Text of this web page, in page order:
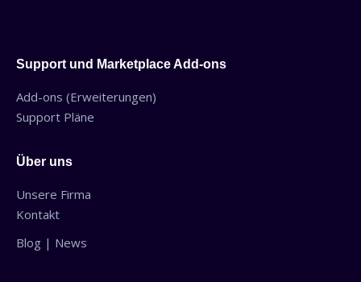
Support und Marketplace Add-ons
Add-ons (Erweiterungen)
Support Pläne
Über uns
Unsere Firma
Kontakt
Blog | News